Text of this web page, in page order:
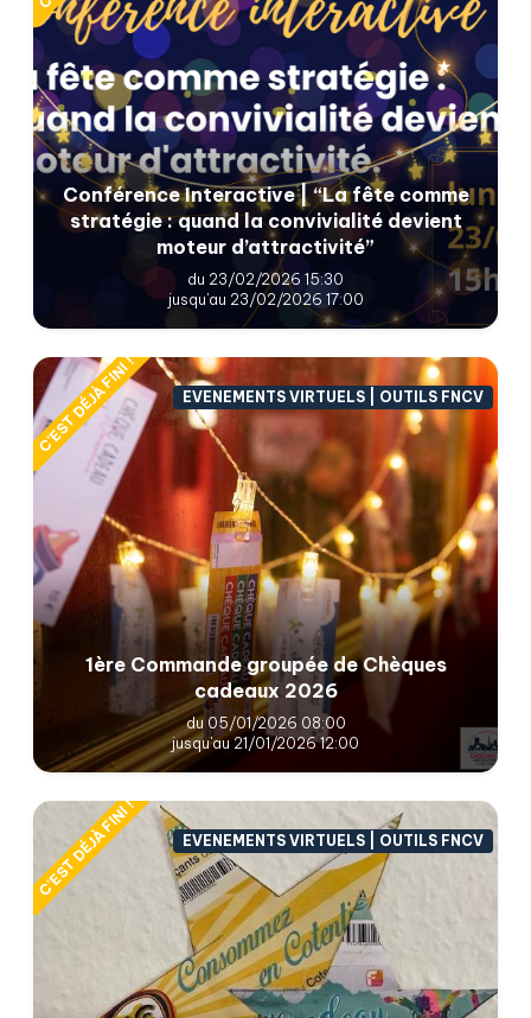
Conférence Interactive | “La fête comme
stratégie : quand la convivialité devient
moteur d’attractivité”
du 23/02/2026 15:30
jusqu'au 23/02/2026 17:00
C'EST DÉJÀ FINI ! EVENEMENTS VIRTUELS | OUTILS FNCV
1ère Commande groupée de Chèques
cadeaux 2026
du 05/01/2026 08:00
jusqu'au 21/01/2026 12:00
C'EST DÉJÀ FINI ! EVENEMENTS VIRTUELS | OUTILS FNCV